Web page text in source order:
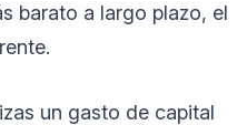
barato a largo plazo, el
un gasto de capital